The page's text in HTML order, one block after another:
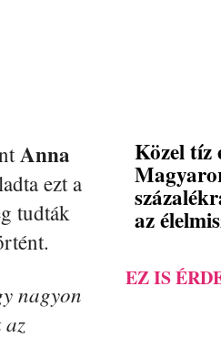
Anna
ezt a
tudták
nagyon
Közel tíz
az
EZ IS